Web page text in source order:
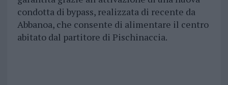
condotta di bypass, realizzata di recente da
Abbanoa, che consente di alimentare il centro
abitato dal partitore di Pischinaccia.